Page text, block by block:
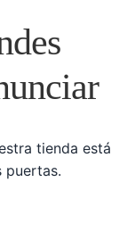
tienda está
puertas.